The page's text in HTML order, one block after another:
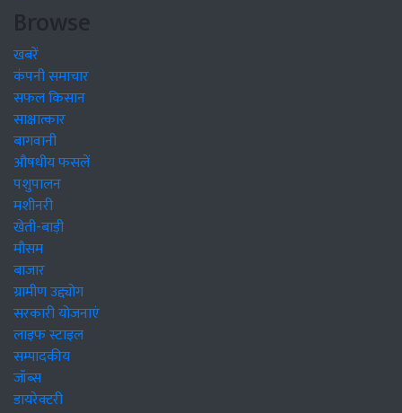
Browse
खबरें
कंपनी समाचार
सफल किसान
साक्षात्कार
बागवानी
औषधीय फसलें
पशुपालन
मशीनरी
खेती-बाड़ी
मौसम
बाजार
ग्रामीण उद्द्योग
सरकारी योजनाएं
लाइफ स्टाइल
सम्पादकीय
जॉब्स
डायरेक्टरी